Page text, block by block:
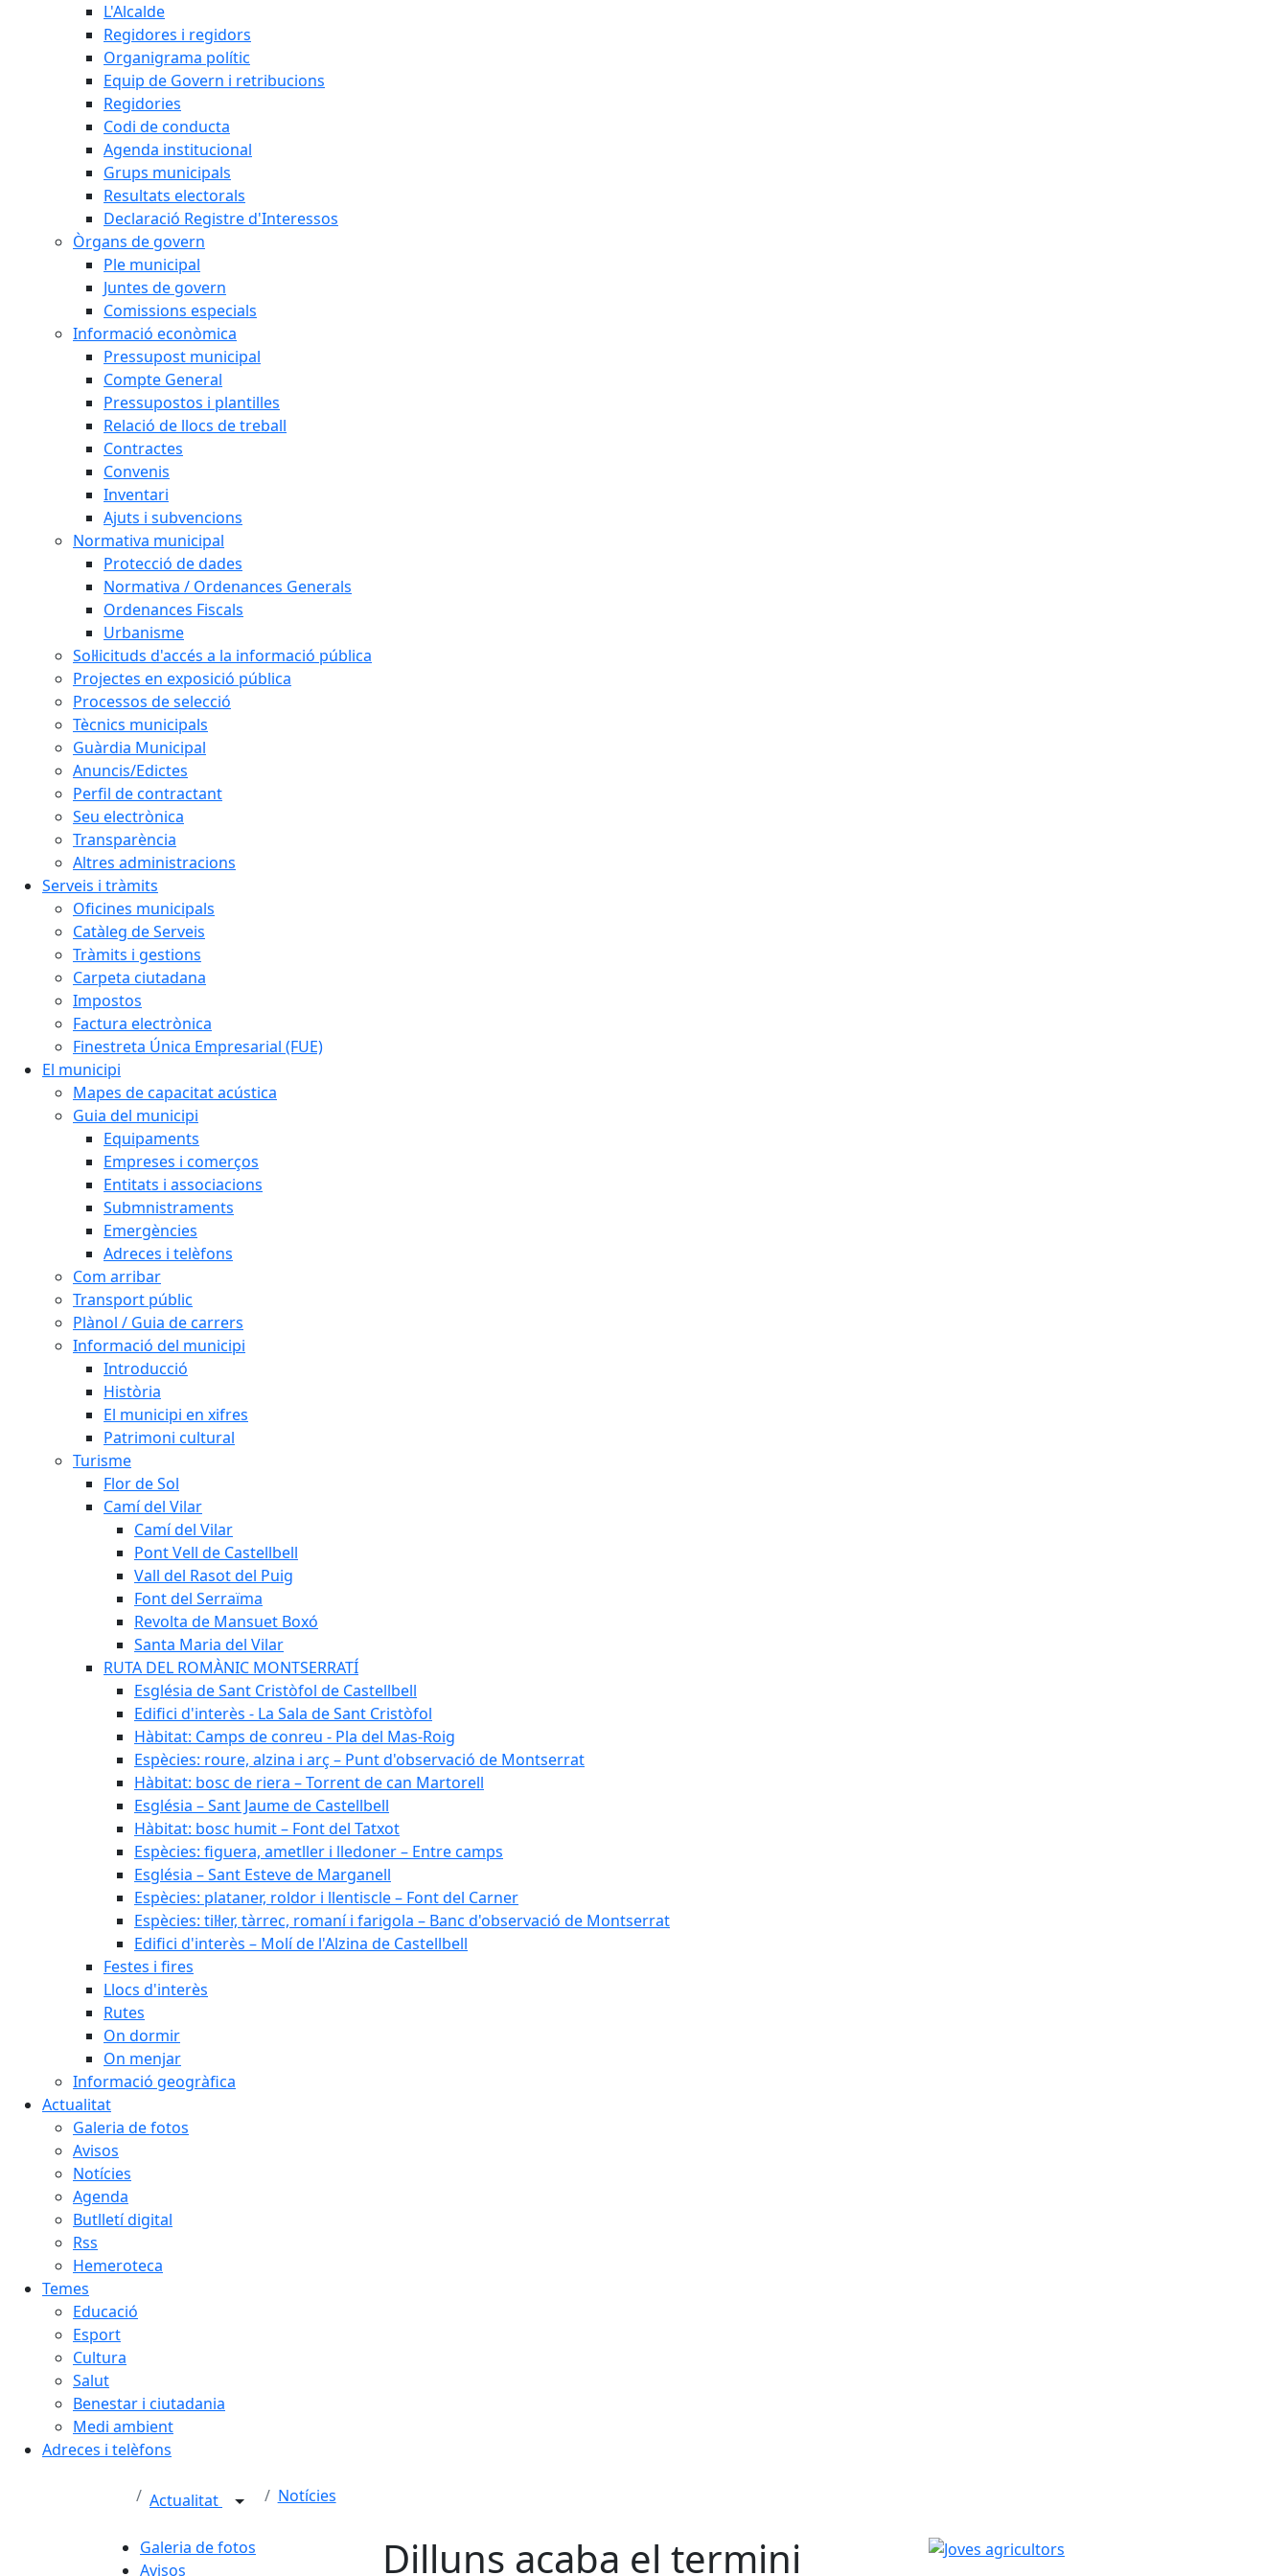
L'Alcalde
Regidores i regidors
Organigrama polític
Equip de Govern i retribucions
Regidories
Codi de conducta
Agenda institucional
Grups municipals
Resultats electorals
Declaració Registre d'Interessos
Òrgans de govern
Ple municipal
Juntes de govern
Comissions especials
Informació econòmica
Pressupost municipal
Compte General
Pressupostos i plantilles
Relació de llocs de treball
Contractes
Convenis
Inventari
Ajuts i subvencions
Normativa municipal
Protecció de dades
Normativa / Ordenances Generals
Ordenances Fiscals
Urbanisme
Sol·licituds d'accés a la informació pública
Projectes en exposició pública
Processos de selecció
Tècnics municipals
Guàrdia Municipal
Anuncis/Edictes
Perfil de contractant
Seu electrònica
Transparència
Altres administracions
Serveis i tràmits
Oficines municipals
Catàleg de Serveis
Tràmits i gestions
Carpeta ciutadana
Impostos
Factura electrònica
Finestreta Única Empresarial (FUE)
El municipi
Mapes de capacitat acústica
Guia del municipi
Equipaments
Empreses i comerços
Entitats i associacions
Submnistraments
Emergències
Adreces i telèfons
Com arribar
Transport públic
Plànol / Guia de carrers
Informació del municipi
Introducció
Història
El municipi en xifres
Patrimoni cultural
Turisme
Flor de Sol
Camí del Vilar
Camí del Vilar
Pont Vell de Castellbell
Vall del Rasot del Puig
Font del Serraïma
Revolta de Mansuet Boxó
Santa Maria del Vilar
RUTA DEL ROMÀNIC MONTSERRATÍ
Església de Sant Cristòfol de Castellbell
Edifici d'interès - La Sala de Sant Cristòfol
Hàbitat: Camps de conreu - Pla del Mas-Roig
Espècies: roure, alzina i arç – Punt d'observació de Montserrat
Hàbitat: bosc de riera – Torrent de can Martorell
Església – Sant Jaume de Castellbell
Hàbitat: bosc humit – Font del Tatxot
Espècies: figuera, ametller i lledoner – Entre camps
Església – Sant Esteve de Marganell
Espècies: plataner, roldor i llentiscle – Font del Carner
Espècies: til·ler, tàrrec, romaní i farigola – Banc d'observació de Montserrat
Edifici d'interès – Molí de l'Alzina de Castellbell
Festes i fires
Llocs d'interès
Rutes
On dormir
On menjar
Informació geogràfica
Actualitat
Galeria de fotos
Avisos
Notícies
Agenda
Butlletí digital
Rss
Hemeroteca
Temes
Educació
Esport
Cultura
Salut
Benestar i ciutadania
Medi ambient
Adreces i telèfons
Actualitat Notícies
Galeria de fotos
Avisos
Dilluns acaba el termini
Joves agricultors